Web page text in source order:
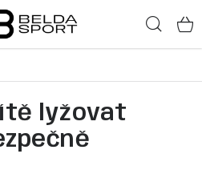
lyžovat